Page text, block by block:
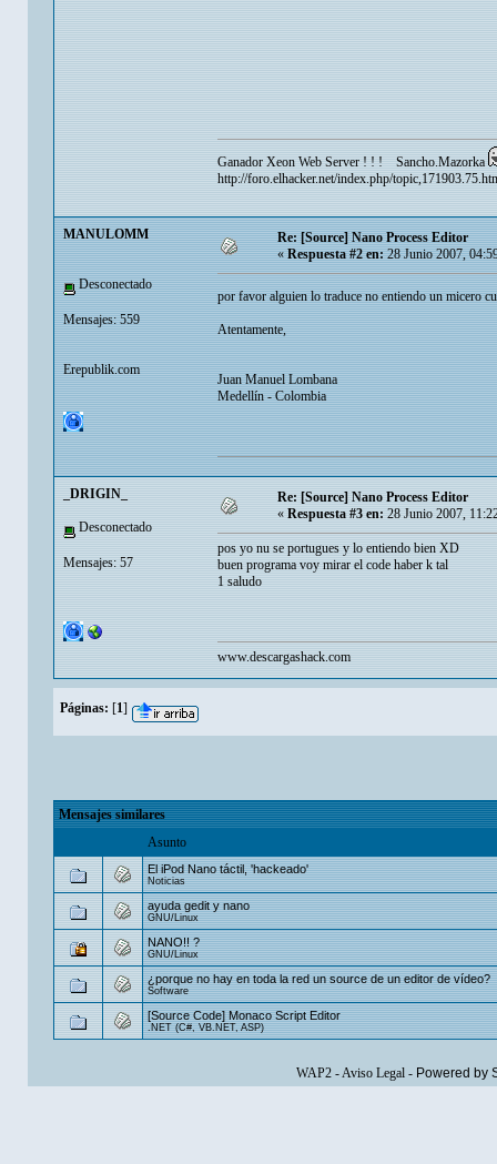
Ganador Xeon Web Server ! ! ! Sancho.Mazorka
http://foro.elhacker.net/index.php/
MANULOMM
Desconectado
Mensajes: 559
Erepublik.com
Re: [Source] Nano Process Editor
«Respuesta #2 en:28 Junio 2007,
por favor alguien lo traduce no entiendo un micero
Atentamente,
Juan Manuel Lombana
Medellín - Colombia
_DRIGIN_
Desconectado
Mensajes: 57
Re: [Source] Nano Process Editor
« Respuesta #3 en: 28 Junio 2007,
pos yo nu se portugues y lo entiendo bien XD
buen programa voy mirar el code haber k tal
1 saludo
www.descargashack.com
Páginas: [1]
Mensajes similares
Asunto
El iPod Nano táctil, 'hackeado'
Noticias
ayuda gedit y nano
GNU/Linux
NANO!! ?
GNU/Linux
¿porque no hay en toda la red un source de un editor de vídeo?
Software
[Source Code] Monaco Script Editor
.NET (C#, VB.NET, ASP)
WAP2-Aviso Legal- Powered by